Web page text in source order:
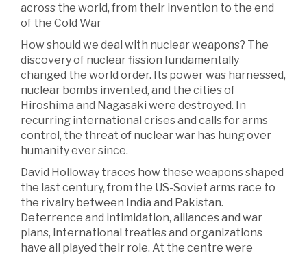
across the world, from their invention to the end
of the Cold War
How should we deal with nuclear weapons? The
discovery of nuclear fission fundamentally
changed the world order. Its power was harnessed,
nuclear bombs invented, and the cities of
Hiroshima and Nagasaki were destroyed. In
recurring international crises and calls for arms
control, the threat of nuclear war has hung over
humanity ever since.
David Holloway traces how these weapons shaped
the last century, from the US-Soviet arms race to
the rivalry between India and Pakistan.
Deterrence and intimidation, alliances and war
plans, international treaties and organizations
have all played their role. At the centre were